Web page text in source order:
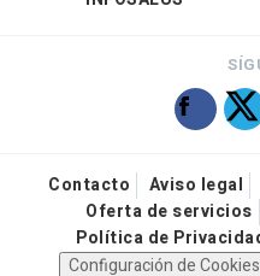
Contacto Aviso legal
Oferta de servicios
Política de
Configuración de Cookies